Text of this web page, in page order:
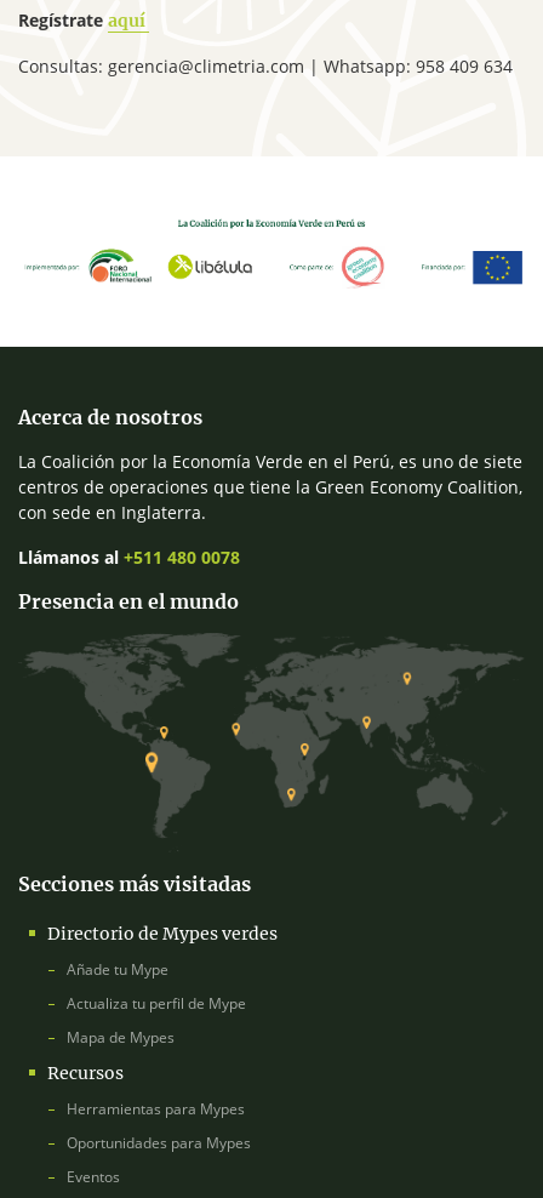
Regístrate aquí
Consultas: gerencia@climetria.com | Whatsapp: 958 409 634
Acerca de nosotros
La Coalición por la Economía Verde en el Perú, es uno de siete
centros de operaciones que tiene la Green Economy Coalition,
con sede en Inglaterra.
Llámanos al +511 480 0078
Presencia en el mundo
Secciones más visitadas
Directorio de Mypes verdes
Añade tu Mype
Actualiza tu perfil de Mype
Mapa de Mypes
Recursos
Herramientas para Mypes
Oportunidades para Mypes
Eventos